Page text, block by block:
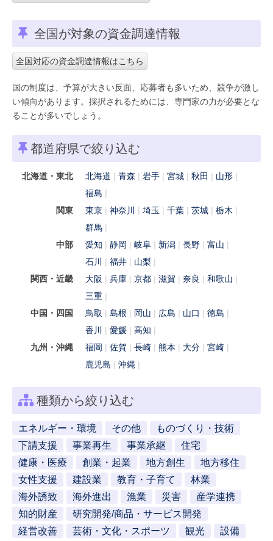
全国が対象の資金調達情報
全国対応の資金調達情報はこちら
国の制度は、予算が大きい反面、応募者も多いため、競争が激し
い傾向があります。採択されるためには、専門家の力が必要とな
ることが多いでしょう。
都道府県で絞り込む
北海道・東北 北海道 青森 岩手 宮城 秋田
山形
福島
関東
東京 神奈川 埼玉 千葉 茨城
栃木
群馬
中部
愛知 静岡 岐阜 新潟 長野
富山
石川
福井
山梨
関西・近畿
大阪 兵庫 京都 滋賀 奈良
和歌山
三重
中国・四国
鳥取 島根 岡山 広島 山口
徳島
香川
愛媛
高知
九州・沖縄
福岡 佐賀 長崎 熊本 大分
宮崎
鹿児島
沖縄
種類から絞り込む
エネルギー・環境 その他
ものづくり・技術
下請支援
事業再生 事業承継
住宅
健康・医療
創業・起業 地方創生
地方移住
女性支援
建設業 教育・子育て
林業
海外誘致
海外進出 漁業 災害
産学連携
知的財産
研究開発/商品・サービス開発
経営改善
芸術・文化・スポーツ 観光
設備